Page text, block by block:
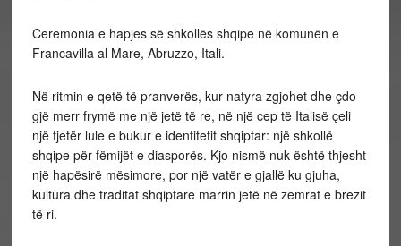
Ceremonia e hapjes së shkollës shqipe në komunën e
Francavilla al Mare, Abruzzo, Itali.
Në ritmin e qetë të pranverës, kur natyra zgjohet dhe çdo
gjë merr frymë me një jetë të re, në një cep të Italisë çeli
një tjetër lule e bukur e identitetit shqiptar: një shkollë
shqipe për fëmijët e diasporës. Kjo nismë nuk është thjesht
një hapësirë mësimore, por një vatër e gjallë ku gjuha,
kultura dhe traditat shqiptare marrin jetë në zemrat e brezit
të ri.